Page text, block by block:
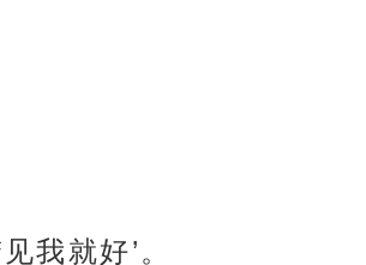
我就好’。